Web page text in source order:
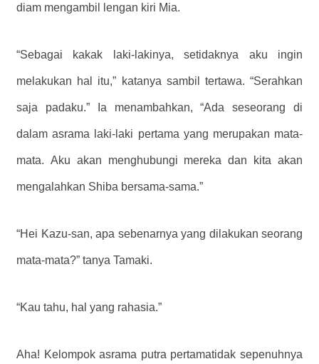
diam mengambil lengan kiri Mia.
“Sebagai kakak laki-lakinya, setidaknya aku ingin
melakukan hal itu,” katanya sambil tertawa. “Serahkan
saja padaku.” Ia menambahkan, “Ada seseorang di
dalam asrama laki-laki pertama yang merupakan mata-
mata. Aku akan menghubungi mereka dan kita akan
mengalahkan Shiba bersama-sama.”
“Hei Kazu-san, apa sebenarnya yang dilakukan seorang
mata-mata?” tanya Tamaki.
“Kau tahu, hal yang rahasia.”
Aha! Kelompok asrama putra pertamatidak sepenuhnya